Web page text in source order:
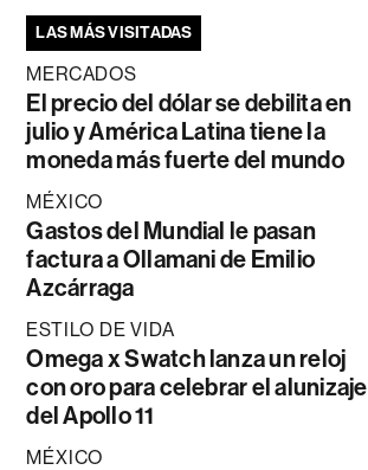
LAS MÁS VISITADAS
MERCADOS
El precio del dólar se debilita en
julio y América Latina tiene la
moneda más fuerte del mundo
MÉXICO
Gastos del Mundial le pasan
factura a Ollamani de Emilio
Azcárraga
ESTILO DE VIDA
Omega x Swatch lanza un reloj
con oro para celebrar el alunizaje
del Apollo 11
MÉXICO